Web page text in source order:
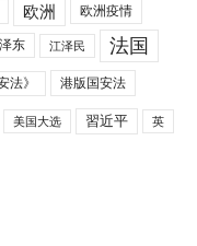
欧洲 欧洲疫情
东 江泽民 法国
法》 港版国安法
美国大选 習近平 英